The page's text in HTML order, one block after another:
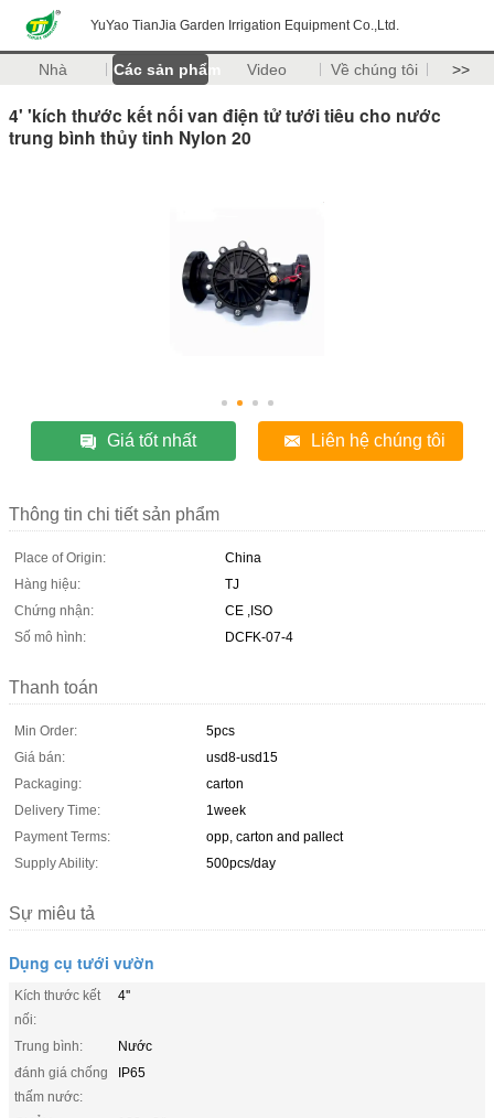
YuYao TianJia Garden Irrigation Equipment Co.,Ltd.
Nhà Các sản phẩm Video Về chúng tôi >>
4' 'kích thước kết nối van điện tử tưới tiêu cho nước
trung bình thủy tinh Nylon 20
Giá tốt nhất Liên hệ chúng tôi
Thông tin chi tiết sản phẩm
Place of Origin:
China
Hàng hiệu:
TJ
Chứng nhận:
CE ,ISO
Số mô hình:
DCFK-07-4
Thanh toán
Min Order:
5pcs
Giá bán:
usd8-usd15
Packaging:
carton
Delivery Time:
1week
Payment Terms:
opp, carton and pallect
Supply Ability:
500pcs/day
Sự miêu tả
Dụng cụ tưới vườn
Kích thước kết
nối:
4''
Trung bình:
Nước
đánh giá chống
thấm nước:
IP65